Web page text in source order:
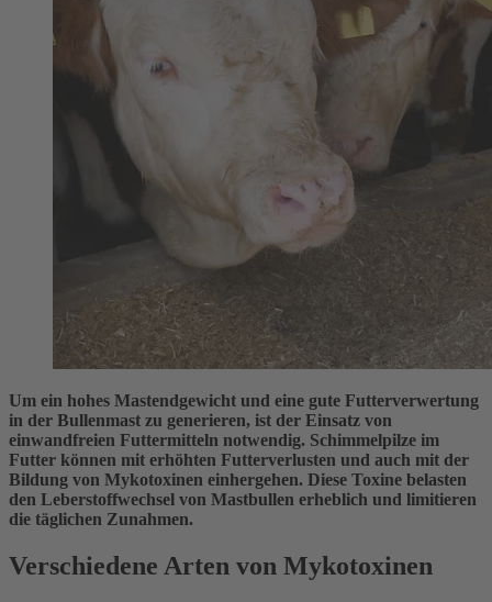
Um ein hohes Mastendgewicht und eine gute Futterverwertung
in der Bullenmast zu generieren, ist der Einsatz von
einwandfreien Futtermitteln notwendig. Schimmelpilze im
Futter können mit erhöhten Futterverlusten und auch mit der
Bildung von Mykotoxinen einhergehen. Diese Toxine belasten
den Leberstoffwechsel von Mastbullen erheblich und limitieren
die täglichen Zunahmen.
Verschiedene Arten von Mykotoxinen